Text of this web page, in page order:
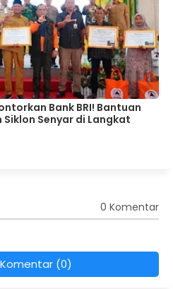
Bank BRI! Bantuan
Senyar di Langkat
0 Komentar
(0)